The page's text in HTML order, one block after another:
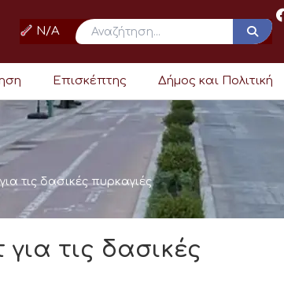
N/A
Επισκέπτης Δήμος και Πολιτική
τις δασικές πυρκαγιές
τις δασικές